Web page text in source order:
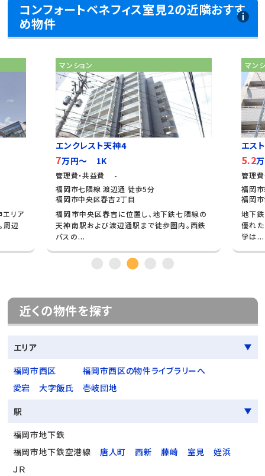
コンフォートベネフィス室見2の近隣おすす
め物件
リア
周辺
マンション
エンクレスト天神4
7万円～ 1K
管理費・共益費 -
福岡市七隈線 渡辺通 徒歩5分
福岡市中央区春吉2丁目
福岡市中央区春吉に位置し、地下鉄七隈線の
天神南駅および渡辺通駅まで徒歩圏内。西鉄
バスの...
マン
エス
5.2
管理
福岡
福岡
地下
優れ
学は...
近くの物件を探す
エリア
福岡市西区
福岡市西区の物件ライブラリーへ
愛宕
大字飯氏
壱岐団地
駅
福岡市地下鉄
福岡市地下鉄空港線
唐人町 西新 藤崎 室見
姪浜
ＪＲ